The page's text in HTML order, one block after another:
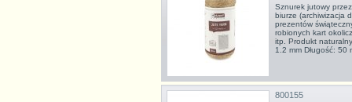
Sznurek jutowy
biurze (archiwizacja
prezentów
robionych kart
itp. Produkt
1.2 mm Długość: 50
800155